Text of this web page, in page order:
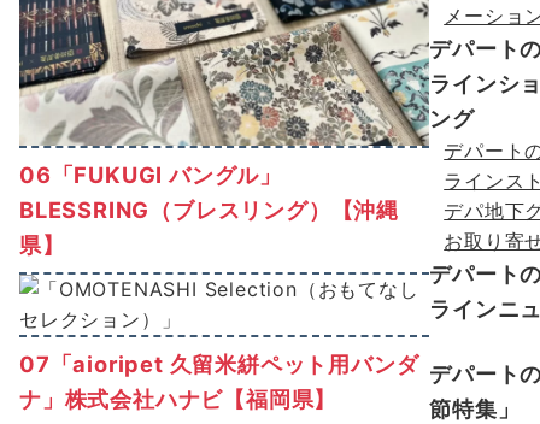
06「FUKUGI バングル」
BLESSRING（ブレスリング）【沖縄
県】
07「aioripet 久留米絣ペット用バンダ
ナ」株式会社ハナビ【福岡県】
メーショ
デパート
ラインシ
ング
デパート
ラインス
デパ地下
お取り寄
デパート
ラインニ
デパート
節特集」